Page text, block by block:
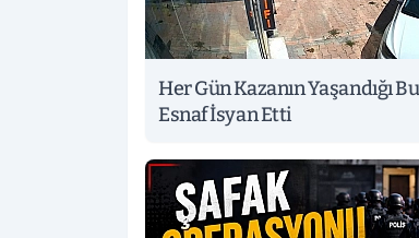
Her Gün Kazanın Yaşandığı
Esnaf İsyan Etti